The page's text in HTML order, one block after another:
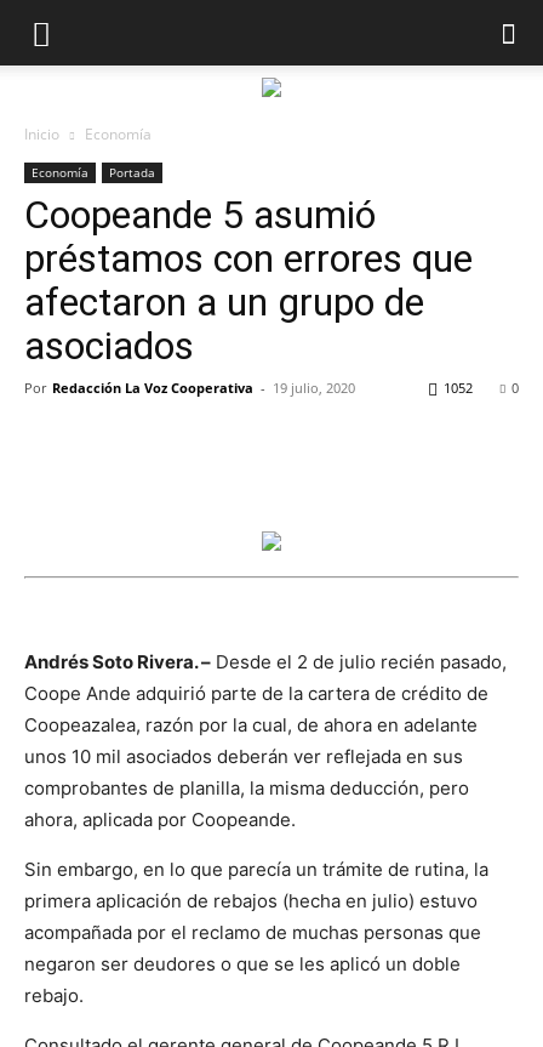
Inicio Economía
Economía Portada
Coopeande 5 asumió
préstamos con errores que
afectaron a un grupo de
asociados
Por Redacción La Voz Cooperativa - 19 julio, 2020 0
1052
Andrés Soto Rivera. – Desde el 2 de julio recién pasado,
Coope Ande adquirió parte de la cartera de crédito de
Coopeazalea, razón por la cual, de ahora en adelante
unos 10 mil asociados deberán ver reflejada en sus
comprobantes de planilla, la misma deducción, pero
ahora, aplicada por Coopeande.
Sin embargo, en lo que parecía un trámite de rutina, la
primera aplicación de rebajos (hecha en julio) estuvo
acompañada por el reclamo de muchas personas que
negaron ser deudores o que se les aplicó un doble
rebajo.